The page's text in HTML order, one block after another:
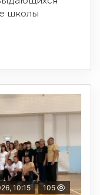
школы
10:15 105